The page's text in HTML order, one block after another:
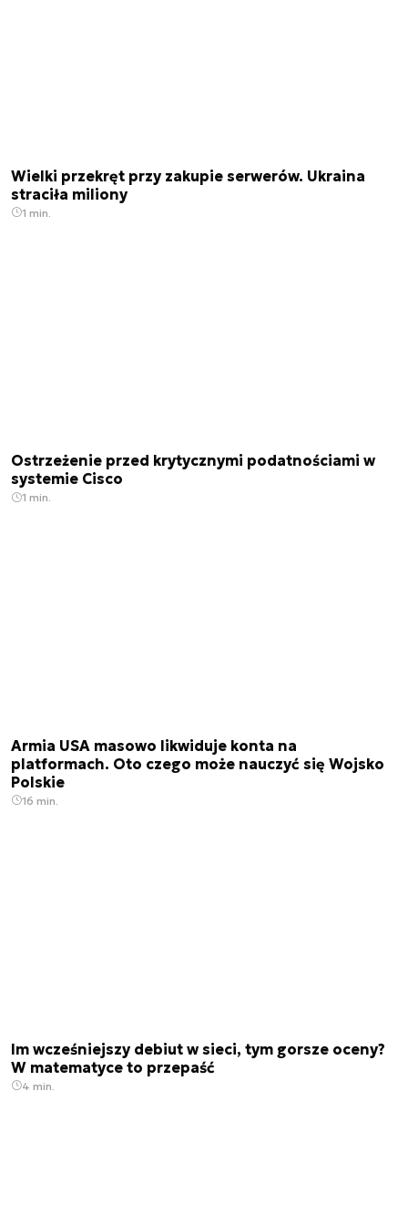
Wielki przekręt przy zakupie serwerów. Ukraina
straciła miliony
1 min.
Ostrzeżenie przed krytycznymi podatnościami w
systemie Cisco
1 min.
Armia USA masowo likwiduje konta na
platformach. Oto czego może nauczyć się Wojsko
Polskie
16 min.
Im wcześniejszy debiut w sieci, tym gorsze oceny?
W matematyce to przepaść
4 min.